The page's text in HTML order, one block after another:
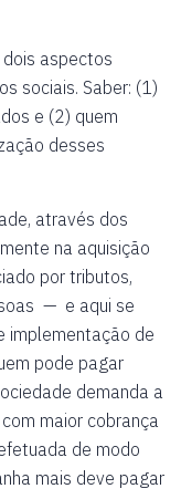
aspectos
sociais. Saber: (1)
e (2) quem
desses
através dos
na aquisição
por tributos,
— e aqui se
implementação de
pode pagar
demanda a
maior cobrança
de modo
mais deve pagar